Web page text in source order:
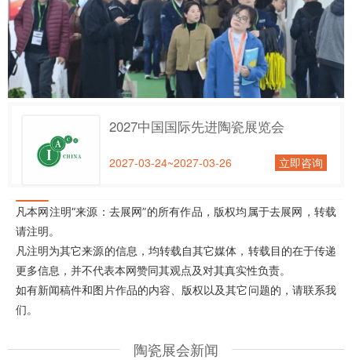
2027中国国际先进陶瓷展览会
2027-03-24~2027-03-26 立即咨询
凡本网注明“来源：去展网”的所有作品，版权均属于去展网，转载
请注明。
凡注明为其它来源的信息，均转载自其它媒体，转载目的在于传递
更多信息，并不代表本网赞同其观点及对其真实性负责。
如有新闻稿件和图片作品的内容、版权以及其它问题的，请联系我
们。
陶瓷展会新闻